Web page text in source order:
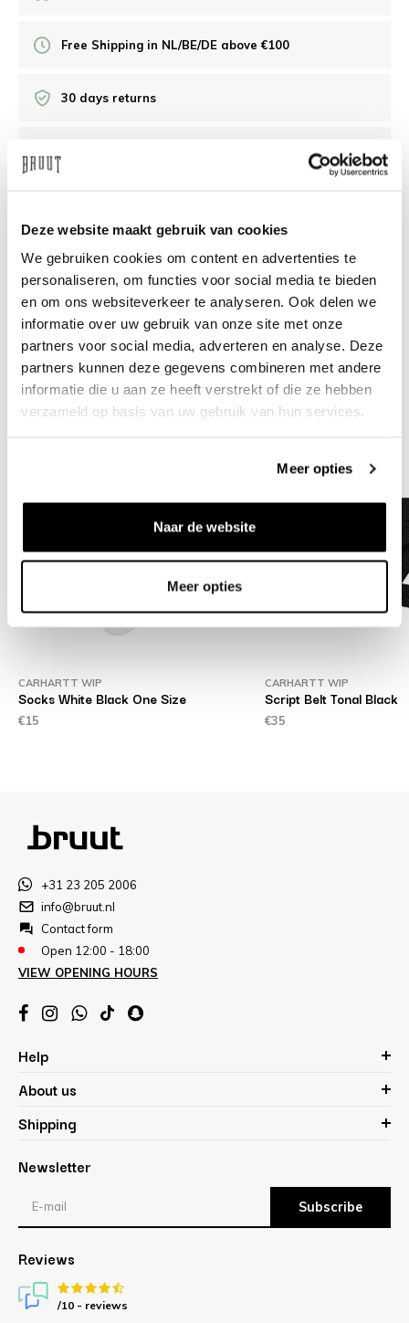
Deze website maakt gebruik van cookies
We gebruiken cookies om content en advertenties te
personaliseren, om functies voor social media te bieden
en om ons websiteverkeer te analyseren. Ook delen we
informatie over uw gebruik van onze site met onze
partners voor social media, adverteren en analyse. Deze
partners kunnen deze gegevens combineren met andere
informatie die u aan ze heeft verstrekt of die ze hebben
verzameld op basis van uw gebruik van hun services.
Meer opties
Naar de website
Meer opties
Free Shipping in NL/BE/DE above €100
30 days returns
Need help?We're glad to help
info@bruut.nl Live chat Whatsapp
About this product
Shipment and returns
Related products
CARHARTT WIP
Socks White Black One Size
€15
CARHARTT WIP
Script Belt Tonal Black
€35
+31 23 205 2006
info@bruut.nl
Contact form
Open 12:00 - 18:00
VIEW OPENING HOURS
Help
About us
Shipping
Newsletter
Subscribe
Reviews
/10 - reviews